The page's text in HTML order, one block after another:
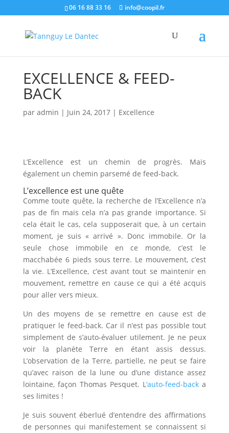
06 16 88 33 16 info@coopil.fr
EXCELLENCE & FEED-
BACK
par admin | Juin 24, 2017| Excellence
L’Excellence est un chemin de progrès. Mais
également un chemin parsemé de feed-back.
L’excellence est une quête
Comme toute quête, la recherche de l’Excellence n’a
pas de fin mais cela n’a pas grande importance. Si
cela était le cas, cela supposerait que, à un certain
moment, je suis « arrivé ». Donc immobile. Or la
seule chose immobile en ce monde, c’est le
macchabée 6 pieds sous terre. Le mouvement, c’est
la vie. L’Excellence, c’est avant tout se maintenir en
mouvement, remettre en cause ce qui a été acquis
pour aller vers mieux.
Un des moyens de se remettre en cause est de
pratiquer le feed-back. Car il n’est pas possible tout
simplement de s’auto-évaluer utilement. Je ne peux
voir la planète Terre en étant assis dessus.
L’observation de la Terre, partielle, ne peut se faire
qu’avec raison de la lune ou d’une distance assez
lointaine, façon Thomas Pesquet. L‘auto-feed-back a
ses limites !
Je suis souvent éberlué d’entendre des affirmations
de personnes qui manifestement se connaissent si